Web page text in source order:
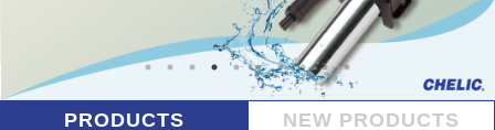
PRODUCTS NEW PRODUCTS